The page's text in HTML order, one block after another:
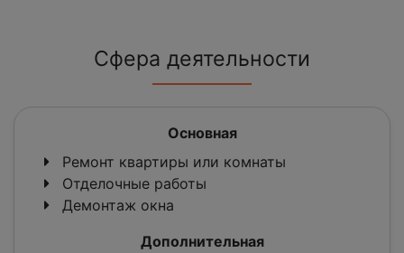
Сфера деятельности
Основная
Ремонт квартиры или комнаты
Отделочные работы
Демонтаж окна
Дополнительная